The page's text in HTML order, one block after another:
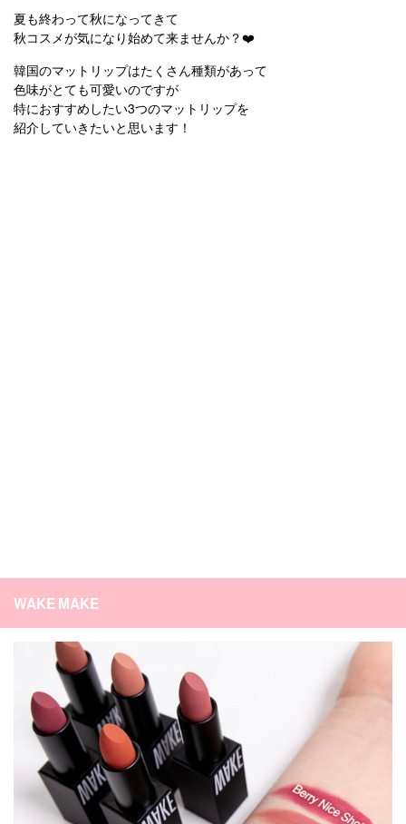
夏も終わって秋になってきて
秋コスメが気になり始めて来ませんか？❤️
韓国のマットリップはたくさん種類があって
色味がとても可愛いのですが
特におすすめしたい3つのマットリップを
紹介していきたいと思います！
WAKE MAKE